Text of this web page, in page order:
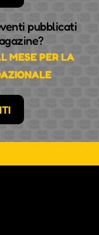
pubblicati
MESE PER LA